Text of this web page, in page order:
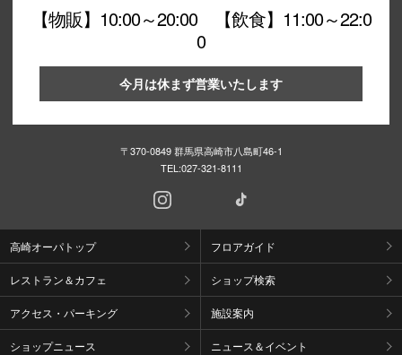
【物販】10:00～20:00 【飲食】11:00～22:0
0
今月は休まず営業いたします
〒370-0849 群馬県高崎市八島町46-1
TEL:027-321-8111
高崎オーパトップ フロアガイド
レストラン＆カフェ ショップ検索
アクセス・パーキング 施設案内
ショップニュース ニュース＆イベント